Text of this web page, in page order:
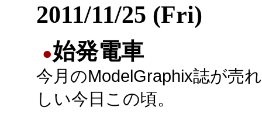
2011/11/25 (Fri)
●始発電車
今月のModelGraphix誌が売
しい今日この頃。